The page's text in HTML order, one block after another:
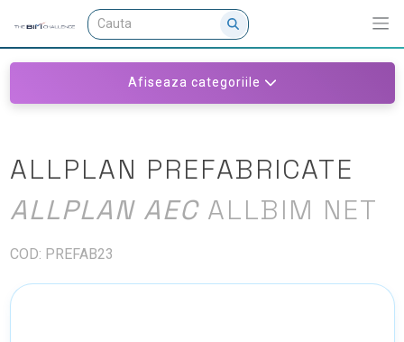
Afiseaza categoriile
ALLPLAN PREFABRICATE
ALLPLAN AEC ALLBIM NET
COD: PREFAB23